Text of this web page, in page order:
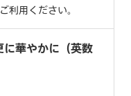
利用ください。
に華やかに（英数